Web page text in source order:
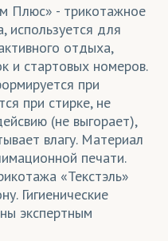
Плюс» - трикотажное
используется для
отдыха,
и стартовых номеров.
при
при стирке, не
(не выгорает),
влагу. Материал
печати.
«Текстэль»
Гигиенические
экспертным